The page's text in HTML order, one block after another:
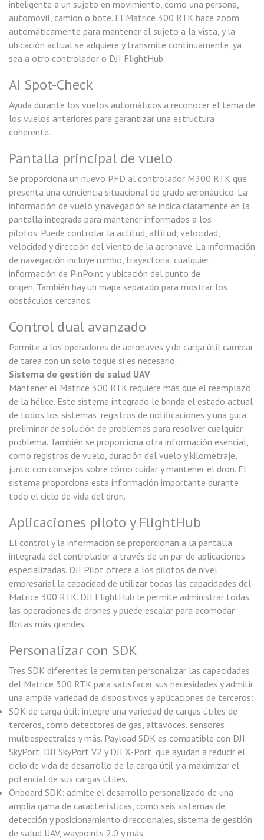
inteligente a un sujeto en movimiento, como una persona,
automóvil, camión o bote. El Matrice 300 RTK hace zoom
automáticamente para mantener el sujeto a la vista, y la
ubicación actual se adquiere y transmite continuamente, ya
sea a otro controlador o DJI FlightHub.
AI Spot-Check
Ayuda durante los vuelos automáticos a reconocer el tema de
los vuelos anteriores para garantizar una estructura
coherente.
Pantalla principal de vuelo
Se proporciona un nuevo PFD al controlador M300 RTK que
presenta una conciencia situacional de grado aeronáutico. La
información de vuelo y navegación se indica claramente en la
pantalla integrada para mantener informados a los
pilotos. Puede controlar la actitud, altitud, velocidad,
velocidad y dirección del viento de la aeronave. La información
de navegación incluye rumbo, trayectoria, cualquier
información de PinPoint y ubicación del punto de
origen. También hay un mapa separado para mostrar los
obstáculos cercanos.
Control dual avanzado
Permite a los operadores de aeronaves y de carga útil cambiar
de tarea con un solo toque si es necesario.
Sistema de gestión de salud UAV
Mantener el Matrice 300 RTK requiere más que el reemplazo
de la hélice. Este sistema integrado le brinda el estado actual
de todos los sistemas, registros de notificaciones y una guía
preliminar de solución de problemas para resolver cualquier
problema. También se proporciona otra información esencial,
como registros de vuelo, duración del vuelo y kilometraje,
junto con consejos sobre cómo cuidar y mantener el dron. El
sistema proporciona esta información importante durante
todo el ciclo de vida del dron.
Aplicaciones piloto y FlightHub
El control y la información se proporcionan a la pantalla
integrada del controlador a través de un par de aplicaciones
especializadas. DJI Pilot ofrece a los pilotos de nivel
empresarial la capacidad de utilizar todas las capacidades del
Matrice 300 RTK. DJI FlightHub le permite administrar todas
las operaciones de drones y puede escalar para acomodar
flotas más grandes.
Personalizar con SDK
Tres SDK diferentes le permiten personalizar las capacidades
del Matrice 300 RTK para satisfacer sus necesidades y admitir
una amplia variedad de dispositivos y aplicaciones de terceros:
SDK de carga útil: integre una variedad de cargas útiles de
terceros, como detectores de gas, altavoces, sensores
multiespectrales y más. Payload SDK es compatible con DJI
SkyPort, DJI SkyPort V2 y DJI X-Port, que ayudan a reducir el
ciclo de vida de desarrollo de la carga útil y a maximizar el
potencial de sus cargas útiles.
Onboard SDK: admite el desarrollo personalizado de una
amplia gama de características, como seis sistemas de
detección y posicionamiento direccionales, sistema de gestión
de salud UAV, waypoints 2.0 y más.